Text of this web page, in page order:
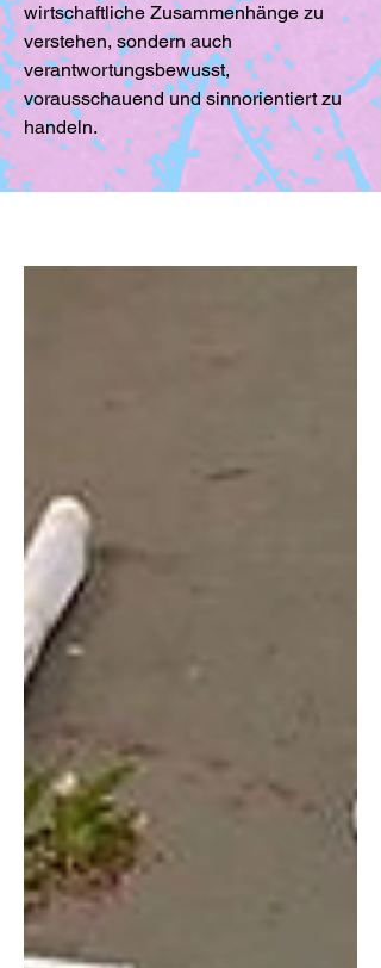
wirtschaftliche Zusammenhänge zu
verstehen, sondern auch
verantwortungsbewusst,
vorausschauend und sinnorientiert zu
handeln.